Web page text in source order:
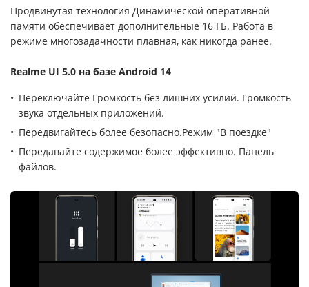
Продвинутая технология Динамической оперативной
памяти обеспечивает дополнительные 16 ГБ. Работа в
режиме многозадачности плавная, как никогда ранее.
Realme UI 5.0 на базе Android 14
Переключайте Громкость без лишних усилий. Громкость
звука отдельных приложений.
Передвигайтесь более безопасно.Режим "В поездке"
Передавайте содержимое более эффективно. Панель
файлов.